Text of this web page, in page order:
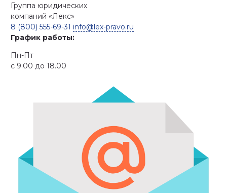
Группа юридических
компаний «Лекс»
8 (800) 555-69-31 info@lex-pravo.ru
График работы:
Пн-Пт
с 9.00 до 18.00